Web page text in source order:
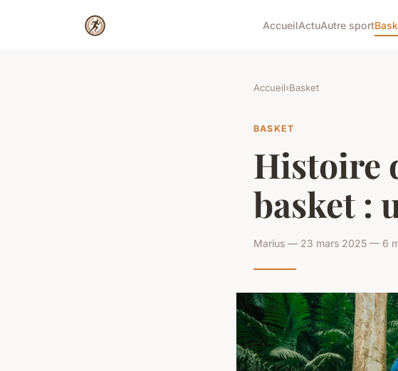
AccueilActuAutre sport
Accueil›Basket
BASKET
Histoire
basket :
Marius — 23 mars 2025 — 6